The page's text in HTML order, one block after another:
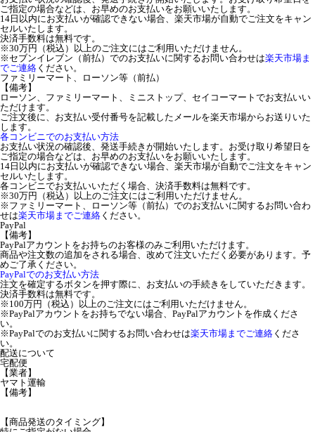
ご指定の場合などは、お早めのお支払いをお願いいたします。
14日以内にお支払いが確認できない場合、楽天市場が自動でご注文をキャン
セルいたします。
決済手数料は無料です。
※30万円（税込）以上のご注文にはご利用いただけません。
※セブンイレブン（前払）でのお支払いに関するお問い合わせは楽天市場ま
でご連絡 ください。
ファミリーマート、ローソン等（前払）
【備考】
ローソン、ファミリーマート、ミニストップ、セイコーマートでお支払いい
ただけます。
ご注文後に、お支払い受付番号を記載したメールを楽天市場からお送りいた
します。
各コンビニでのお支払い方法
お支払い状況の確認後、発送手続きが開始いたします。お受け取り希望日を
ご指定の場合などは、お早めのお支払いをお願いいたします。
14日以内にお支払いが確認できない場合、楽天市場が自動でご注文をキャン
セルいたします。
各コンビニでお支払いいただく場合、決済手数料は無料です。
※30万円（税込）以上のご注文にはご利用いただけません。
※ファミリーマート、ローソン等（前払）でのお支払いに関するお問い合わ
せは楽天市場までご連絡 ください。
PayPal
【備考】
PayPalアカウントをお持ちのお客様のみご利用いただけます。
商品や注文数の追加をされる場合、改めて注文いただく必要があります。予
めご了承ください。
PayPalでのお支払い方法
注文を確定するボタンを押す際に、お支払いの手続きをしていただきます。
決済手数料は無料です。
※100万円（税込）以上のご注文にはご利用いただけません。
※PayPalアカウントをお持ちでない場合、PayPalアカウントを作成くださ
い。
※PayPalでのお支払いに関するお問い合わせは楽天市場までご連絡 くださ
い。
配送について
宅配便
【業者】
ヤマト運輸
【備考】
【商品発送のタイミング】